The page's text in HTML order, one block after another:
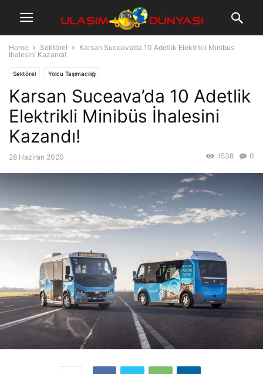
Home Sektörel
Karsan Suceava’da 10 Adetlik Elektrikli Minibüs
İhalesini Kazandı!
Sektörel Yolcu Taşımacılığı
Karsan Suceava’da 10 Adetlik
Elektrikli Minibüs İhalesini
Kazandı!
28 Haziran 2020 0
1538